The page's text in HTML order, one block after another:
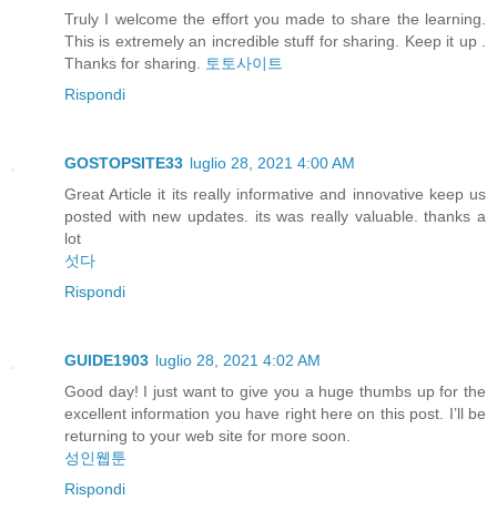
Truly I welcome the effort you made to share the learning.
This is extremely an incredible stuff for sharing. Keep it up .
Thanks for sharing.
토토사이트
Rispondi
GOSTOPSITE33 luglio 28, 2021 4:00 AM
Great Article it its really informative and innovative keep us
posted with new updates. its was really valuable. thanks a
lot
섯다
Rispondi
GUIDE1903 luglio 28, 2021 4:02 AM
Good day! I just want to give you a huge thumbs up for the
excellent information you have right here on this post. I’ll be
returning to your web site for more soon.
성인웹툰
Rispondi